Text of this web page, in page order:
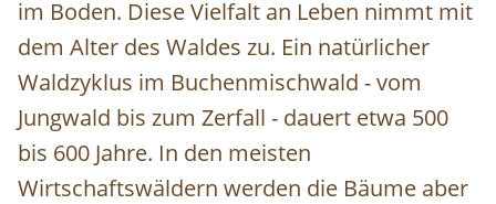
im Boden. Diese Vielfalt an Leben nimmt mit
dem Alter des Waldes zu. Ein natürlicher
Waldzyklus im Buchenmischwald - vom
Jungwald bis zum Zerfall - dauert etwa 500
bis 600 Jahre. In den meisten
Wirtschaftswäldern werden die Bäume aber